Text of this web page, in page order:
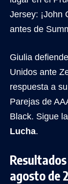
Jersey: ¡John
antes de
Giulia
Unidos ante
respuesta a
Parejas de
Black. Sigue
Lucha.
agosto de